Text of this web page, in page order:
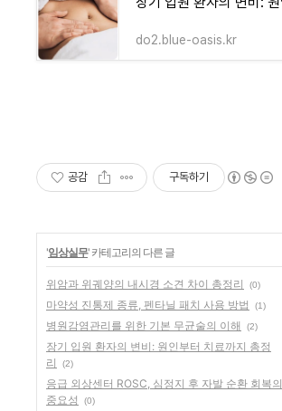
do2.blue-oasis.kr
공감 구독하기
'임상실무' 카테고리의 다른 글
위암과 위궤양의 내시경 소견 차이 총정리 (0)
마약성 진통제 종류, 펜타닐 패치 사용 방법 (1)
병원감염관리를 위한 기본 무균술의 이해 (2)
장기 입원 환자의 변비: 원인부터 치료까지 총정
리
(2)
응급 외상센터 ROSC, 심정지 후 자발 순환 회복의
중요성
(0)